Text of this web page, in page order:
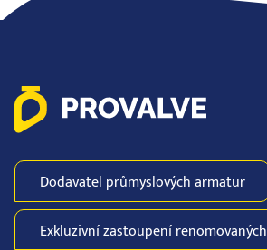
Dodavatel průmyslovýcharmatur
Exkluzivní zastoupenírenomovaných